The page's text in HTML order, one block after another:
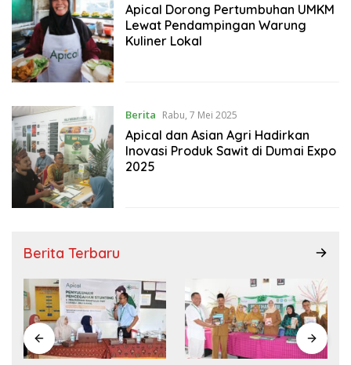
Apical Dorong Pertumbuhan UMKM
Lewat Pendampingan Warung
Kuliner Lokal
Berita Rabu, 7 Mei 2025
Apical dan Asian Agri Hadirkan
Inovasi Produk Sawit di Dumai Expo
2025
Berita Terbaru